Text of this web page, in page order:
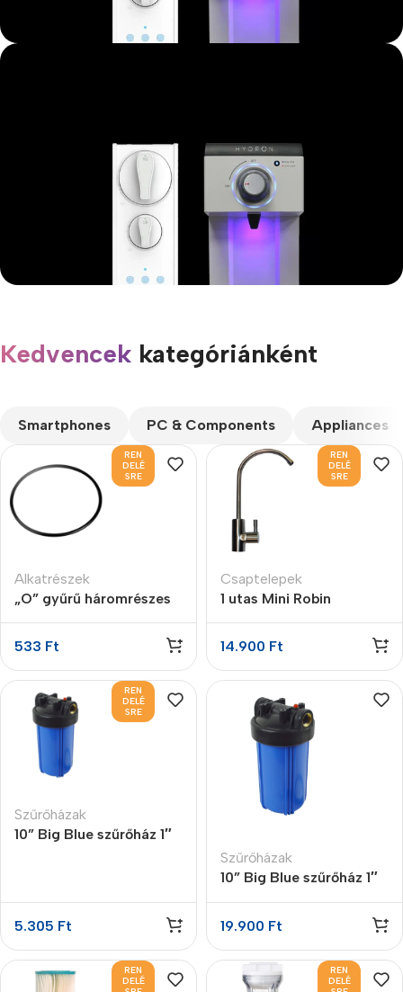
Megnézem
Szűrőbetétek
Kedvencek kategóriánként
Smartphones PC & Components Appliances
REN
DELÉ
SRE
Alkatrészek
„O” gyűrű háromrészes
szűrőházakhoz
533 Ft
REN
DELÉ
SRE
Csaptelepek
1 utas Mini Robin
kifolyócsap
14.900 Ft
REN
DELÉ
SRE
Szűrőházak
10” Big Blue szűrőház 1″
5.305 Ft
Szűrőházak
10” Big Blue szűrőház 1″
19.900 Ft
REN
DELÉ
REN
DELÉ